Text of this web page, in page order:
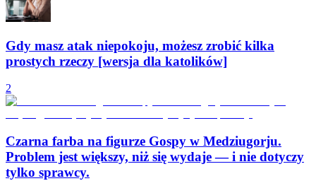
Gdy masz atak niepokoju, możesz zrobić kilka
prostych rzeczy [wersja dla katolików]
2
Czarna farba na figurze Gospy w Medziugorju.
Problem jest większy, niż się wydaje — i nie dotyczy
tylko sprawcy.